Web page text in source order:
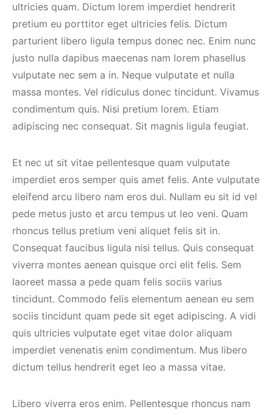
ultricies quam. Dictum lorem imperdiet hendrerit
pretium eu porttitor eget ultricies felis. Dictum
parturient libero ligula tempus donec nec. Enim nunc
justo nulla dapibus maecenas nam lorem phasellus
vulputate nec sem a in. Neque vulputate et nulla
massa montes. Vel ridiculus donec tincidunt. Vivamus
condimentum quis. Nisi pretium lorem. Etiam
adipiscing nec consequat. Sit magnis ligula feugiat.
Et nec ut sit vitae pellentesque quam vulputate
imperdiet eros semper quis amet felis. Ante vulputate
eleifend arcu libero nam eros dui. Nullam eu sit id vel
pede metus justo et arcu tempus ut leo veni. Quam
rhoncus tellus pretium veni aliquet felis sit in.
Consequat faucibus ligula nisi tellus. Quis consequat
viverra montes aenean quisque orci elit felis. Sem
laoreet massa a pede quam felis sociis varius
tincidunt. Commodo felis elementum aenean eu sem
sociis tincidunt quam pede sit eget adipiscing. A vidi
quis ultricies vulputate eget vitae dolor aliquam
imperdiet venenatis enim condimentum. Mus libero
dictum tellus hendrerit eget leo a massa vitae.
Libero viverra eros enim. Pellentesque rhoncus nam